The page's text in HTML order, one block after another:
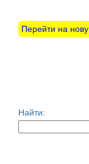
Перейти на
Найти: